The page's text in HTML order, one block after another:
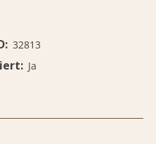
32813
Ja